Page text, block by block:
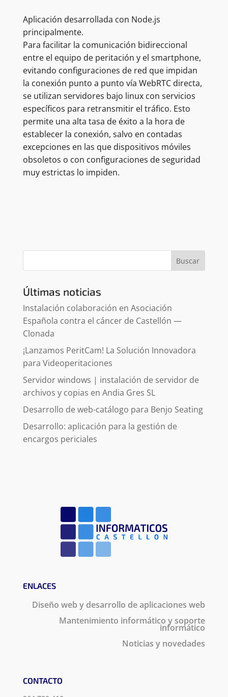
Aplicación desarrollada con Node.js
principalmente.
Para facilitar la comunicación bidireccional
entre el equipo de peritación y el smartphone,
evitando configuraciones de red que impidan
la conexión punto a punto vía WebRTC directa,
se utilizan servidores bajo linux con servicios
específicos para retransmitir el tráfico. Esto
permite una alta tasa de éxito a la hora de
establecer la conexión, salvo en contadas
excepciones en las que dispositivos móviles
obsoletos o con configuraciones de seguridad
muy estrictas lo impiden.
Buscar
Últimas noticias
Instalación colaboración en Asociación
Española contra el cáncer de Castellón —
Clonada
¡Lanzamos PeritCam! La Solución Innovadora
para Videoperitaciones
Servidor windows | instalación de servidor de
archivos y copias en Andia Gres SL
Desarrollo de web-catálogo para Benjo Seating
Desarrollo: aplicación para la gestión de
encargos periciales
ENLACES
Diseño web y desarrollo de aplicaciones web
Mantenimiento informático y soporte
informático
Noticias y novedades
CONTACTO